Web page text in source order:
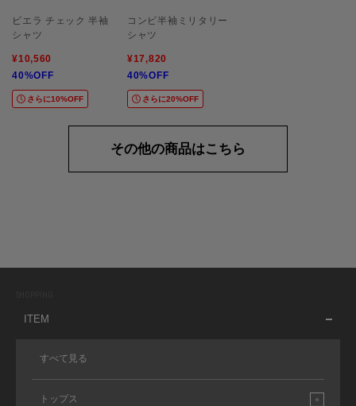
ビエラ チェック 半袖
シャツ
¥10,560
40%OFF
さらに10%OFF
コンビ半袖ミリタリー
シャツ
¥17,820
40%OFF
さらに20%OFF
その他の商品はこちら
ITEM
すべて見る
トップス